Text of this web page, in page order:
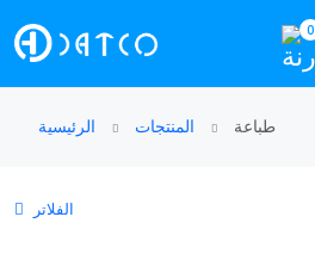
0
الرئيسية المنتجات طباعة
الفلاتر